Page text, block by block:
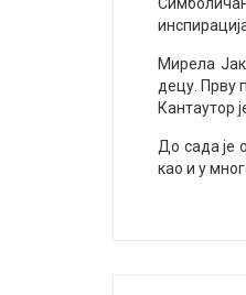
Мирела
децу. Прву
Кантаутор
До сада је
као и у